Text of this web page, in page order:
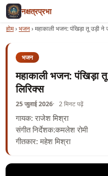
नक्षत्रप्रभा
होम›भजन›महाकाली भजन: पंखिड़ा तू उड़ी ने
भजन
महाकाली भजन: पंखिड़ा तू
लिरिक्स
25 जुलाई 2026 2 मिनट पढ़ें
गायक: राजेश मिश्रा
संगीत निर्देशक:कमलेश रोमी
गीतकार: महेश मिश्रा